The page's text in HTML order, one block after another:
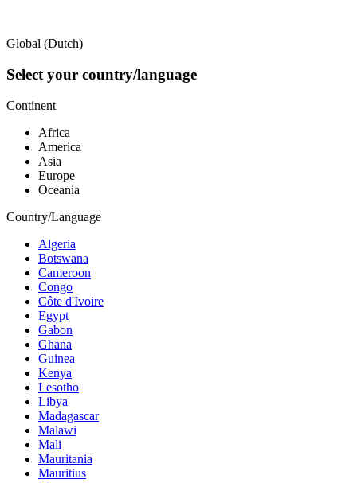
Global (Dutch)
Select your country/language
Continent
Africa
America
Asia
Europe
Oceania
Country/Language
Algeria
Botswana
Cameroon
Congo
Côte d'Ivoire
Egypt
Gabon
Ghana
Guinea
Kenya
Lesotho
Libya
Madagascar
Malawi
Mali
Mauritania
Mauritius